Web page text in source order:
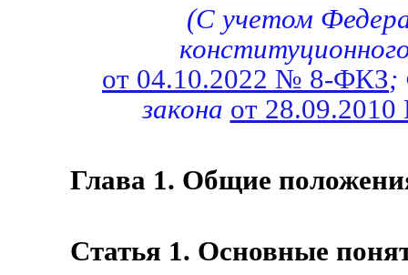
(С учетом
от 04.10.2022 № 8-ФКЗ;
закона от
Глава 1. Общие
Статья 1. Основные